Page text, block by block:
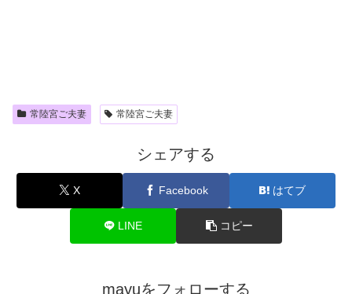
常陸宮ご夫妻 常陸宮ご夫妻
シェアする
X Facebook はてブ
LINE コピー
mayuをフォローする